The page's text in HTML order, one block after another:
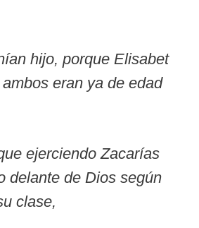
hijo, porque Elisabet
eran ya de edad
ejerciendo Zacarías
delante de Dios según
clase,